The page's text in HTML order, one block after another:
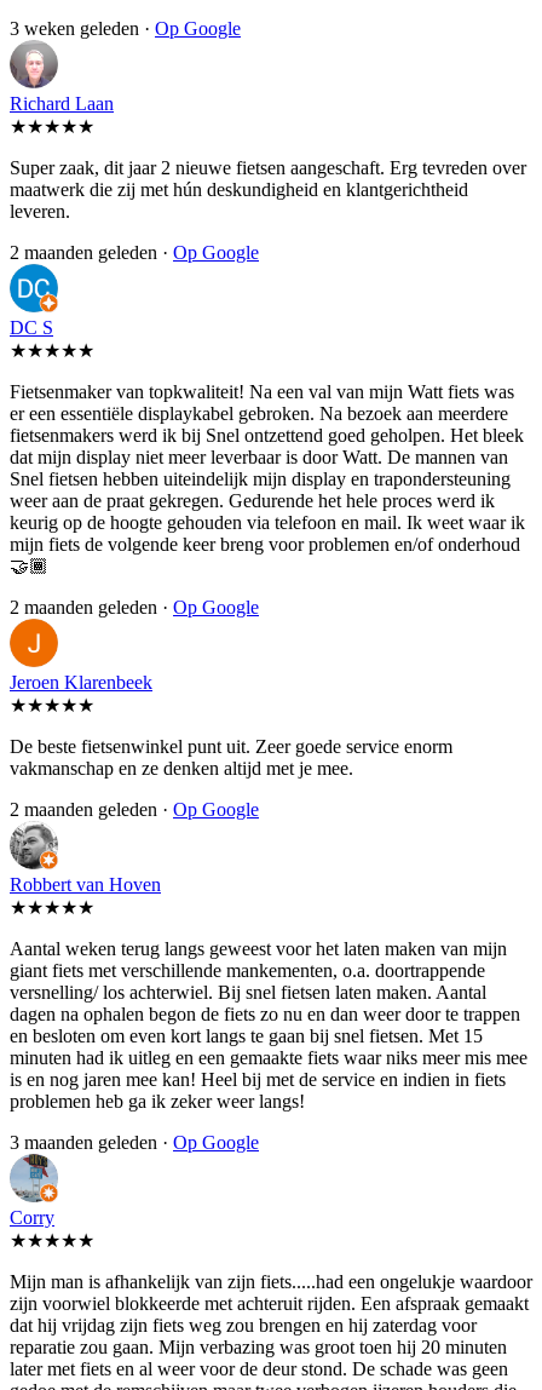
3 weken geleden · Op Google
Richard Laan
★★★★★
Super zaak, dit jaar 2 nieuwe fietsen aangeschaft. Erg tevreden over
maatwerk die zij met hún deskundigheid en klantgerichtheid
leveren.
2 maanden geleden · Op Google
DC S
★★★★★
Fietsenmaker van topkwaliteit! Na een val van mijn Watt fiets was
er een essentiële displaykabel gebroken. Na bezoek aan meerdere
fietsenmakers werd ik bij Snel ontzettend goed geholpen. Het bleek
dat mijn display niet meer leverbaar is door Watt. De mannen van
Snel fietsen hebben uiteindelijk mijn display en trapondersteuning
weer aan de praat gekregen. Gedurende het hele proces werd ik
keurig op de hoogte gehouden via telefoon en mail. Ik weet waar ik
mijn fiets de volgende keer breng voor problemen en/of onderhoud
🤝🏾
2 maanden geleden · Op Google
Jeroen Klarenbeek
★★★★★
De beste fietsenwinkel punt uit. Zeer goede service enorm
vakmanschap en ze denken altijd met je mee.
2 maanden geleden · Op Google
Robbert van Hoven
★★★★★
Aantal weken terug langs geweest voor het laten maken van mijn
giant fiets met verschillende mankementen, o.a. doortrappende
versnelling/ los achterwiel. Bij snel fietsen laten maken. Aantal
dagen na ophalen begon de fiets zo nu en dan weer door te trappen
en besloten om even kort langs te gaan bij snel fietsen. Met 15
minuten had ik uitleg en een gemaakte fiets waar niks meer mis mee
is en nog jaren mee kan! Heel bij met de service en indien in fiets
problemen heb ga ik zeker weer langs!
3 maanden geleden · Op Google
Corry
★★★★★
Mijn man is afhankelijk van zijn fiets.....had een ongelukje waardoor
zijn voorwiel blokkeerde met achteruit rijden. Een afspraak gemaakt
dat hij vrijdag zijn fiets weg zou brengen en hij zaterdag voor
reparatie zou gaan. Mijn verbazing was groot toen hij 20 minuten
later met fiets en al weer voor de deur stond. De schade was geen